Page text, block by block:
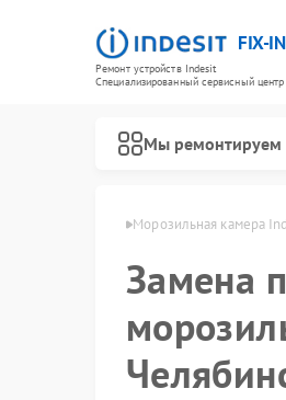
FIX-
Ремонт устройств Indesit
Специализированный cервисный центр
Мы ремонтируем
в Челябинске Морозильная камера
Замена